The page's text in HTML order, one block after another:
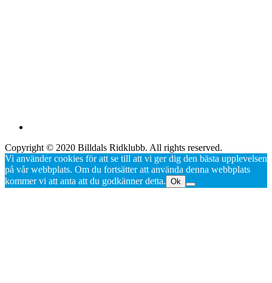
Copyright © 2020 Billdals Ridklubb. All rights reserved.
Vi använder cookies för att se till att vi ger dig den bästa upplevelsen
på vår webbplats. Om du fortsätter att använda denna webbplats
kommer vi att anta att du godkänner detta. Ok